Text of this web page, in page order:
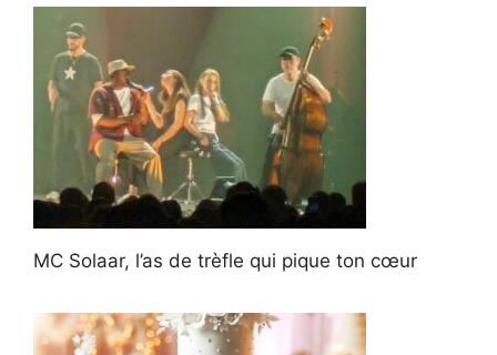
MC Solaar, l’as de trèfle qui pique ton cœur